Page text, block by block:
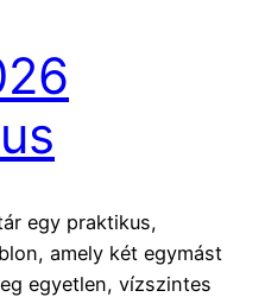
egy praktikus,
amely két egymást
egyetlen, vízszintes